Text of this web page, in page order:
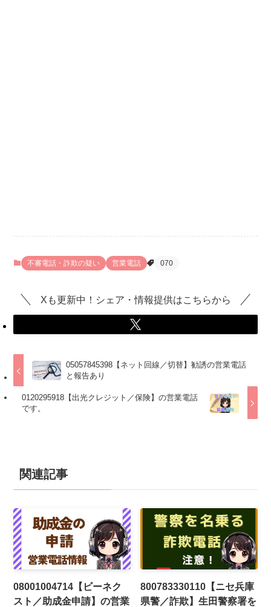
不審電話・詐欺の疑い 営業電話 070
Xも更新中！シェア・情報提供はこちらから
05057845398【ネット回線／切替】勧誘の営業電話
と報告あり
0120295918【出光クレジット／保険】の営業電話
です。
関連記事
08001004714【ビーネク
スト／助成金申請】の営業
800783330110【ニセ兵庫
県警／詐欺】生田警察署を